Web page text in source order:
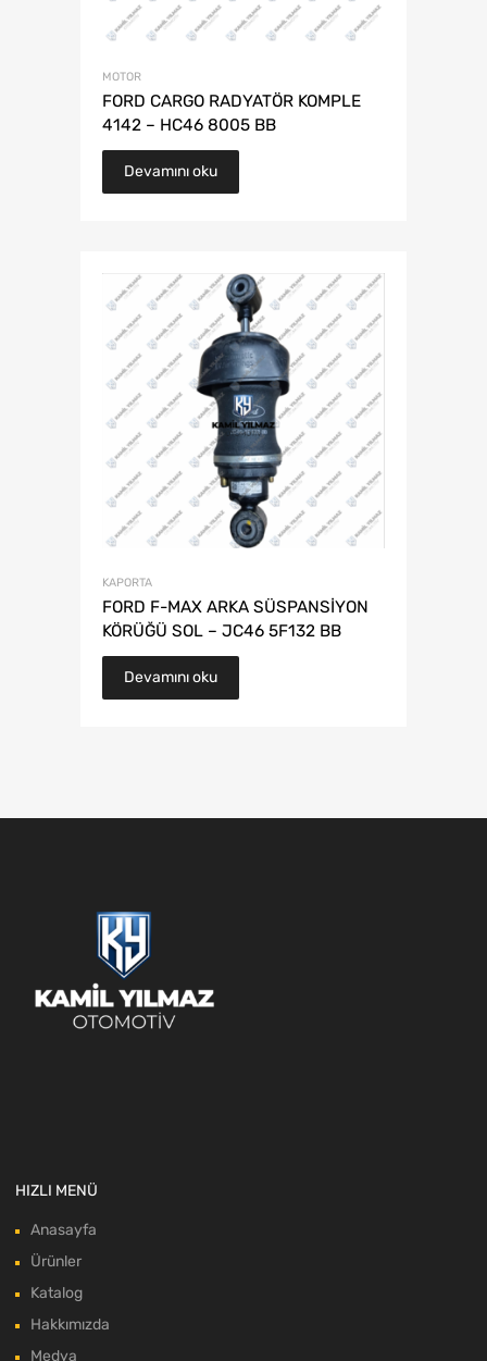
MOTOR
FORD CARGO RADYATÖR KOMPLE
4142 – HC46 8005 BB
Devamını oku
KAPORTA
FORD F-MAX ARKA SÜSPANSİYON
KÖRÜĞÜ SOL – JC46 5F132 BB
Devamını oku
HIZLI MENÜ
Anasayfa
Ürünler
Katalog
Hakkımızda
Medya